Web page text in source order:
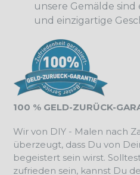
unsere Gemälde
und einzigartige
100 % GELD-ZURÜCK-
Wir von DIY - Malen nach
überzeugt, dass Du von
begeistert sein wirst.
zufrieden sein, kannst Du